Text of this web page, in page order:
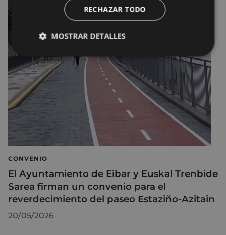
CONVENIO
El Ayuntamiento de Eibar y Euskal Trenbide
Sarea firman un convenio para el
reverdecimiento del paseo Estaziño-Azitain
20/05/2026
RECHAZAR TODO
MOSTRAR DETALLES